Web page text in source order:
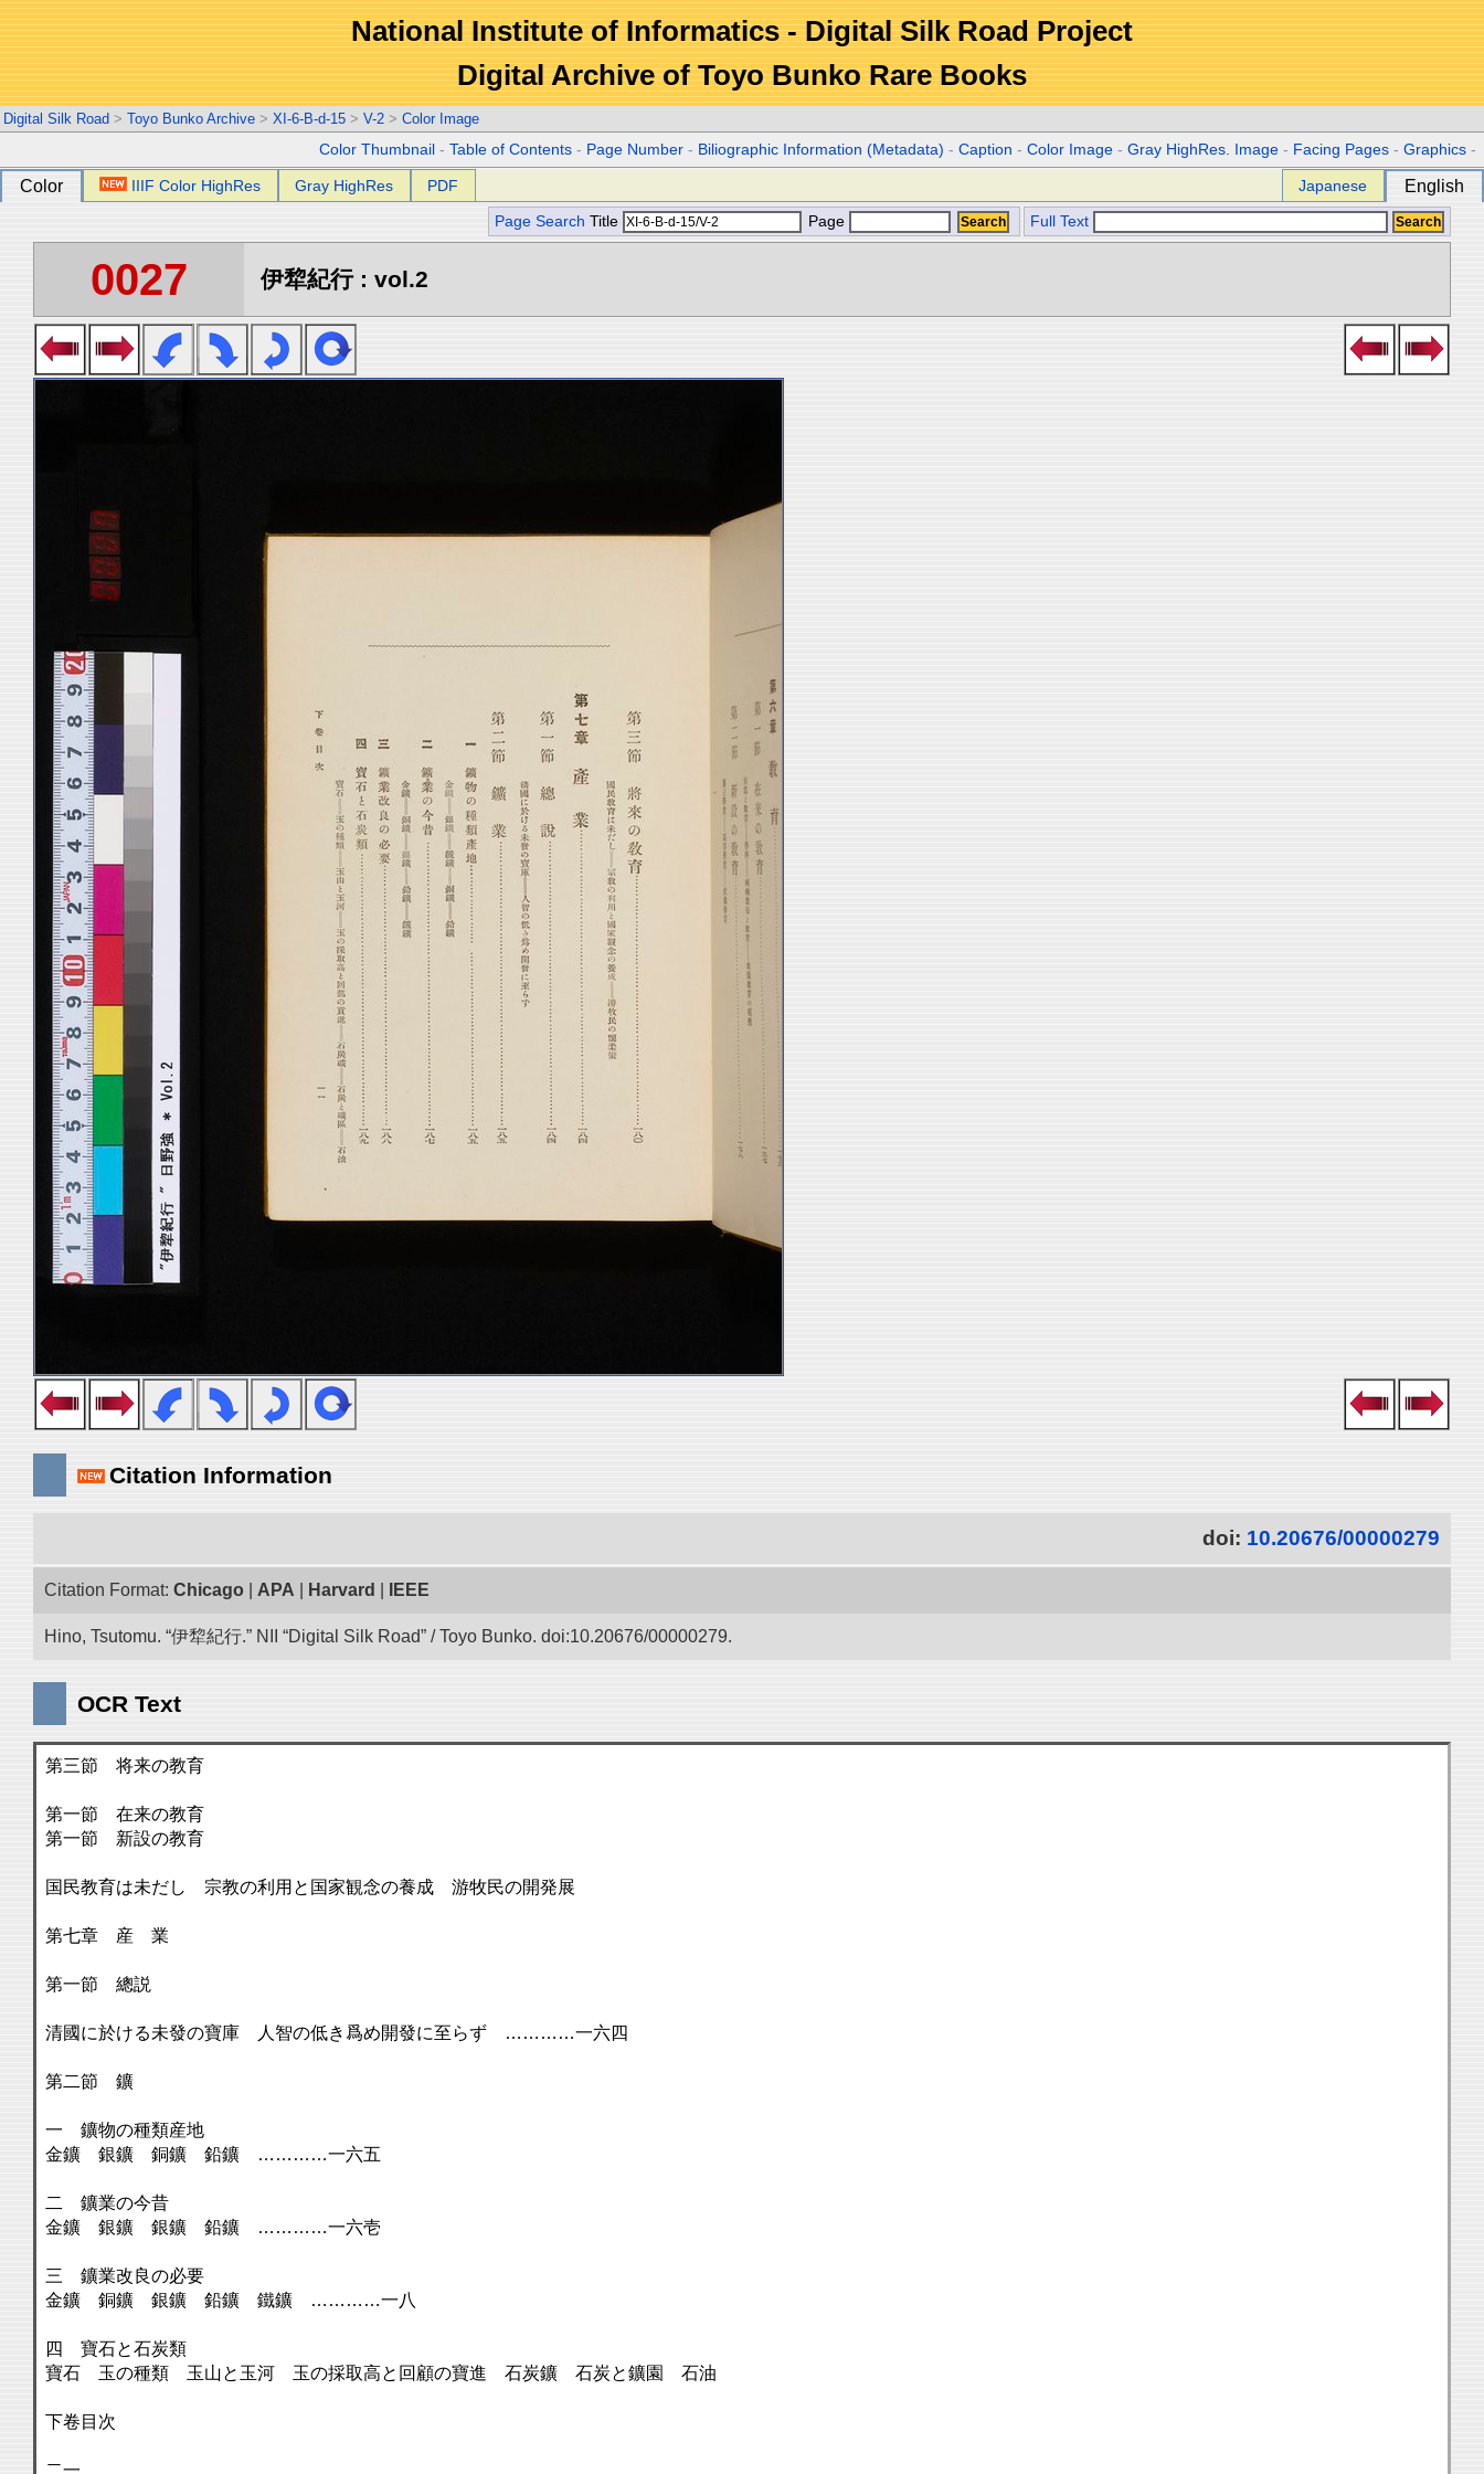
National Institute of Informatics - Digital Silk Road Project
Digital Archive of Toyo Bunko Rare Books
Digital Silk Road > Toyo Bunko Archive > XI-6-B-d-15 > V-2 > Color Image
Color Thumbnail -Table of Contents - Page Number - Biliographic Information (Metadata) -Caption -Color Image -Gray HighRes. Image - Facing Pages -Graphics -
Color IIIF Color HighRes Gray HighRes PDF Japanese English
Page Search Title Page Full Text
0027 伊犂紀行 : vol.2
Citation Information
doi: 10.20676/00000279
Citation Format: Chicago APA Harvard IEEE
Hino, Tsutomu. “伊犂紀行.” NII “Digital Silk Road” / Toyo Bunko. doi:10.20676/00000279.
OCR Text
第三節 将来の教育
第一節 在来の教育
第一節 新設の教育
国民教育は未だし 宗教の利用と国家観念の養成 游牧民の開発展
第七章 産 業
第一節 總説
清國に於ける未發の寶庫 人智の低き爲め開發に至らず …………一六四
第二節 鑛
一 鑛物の種類産地
金鑛 銀鑛 銅鑛 鉛鑛 …………一六五
二 鑛業の今昔
金鑛 銀鑛 銀鑛 鉛鑛 …………一六壱
三 鑛業改良の必要
金鑛 銅鑛 銀鑛 鉛鑛 鐵鑛 …………一八
四 寶石と石炭類
寶石 玉の種類 玉山と玉河 玉の採取高と回顧の寶進 石炭鑛 石炭と鑛園 石油
下卷目次
二一